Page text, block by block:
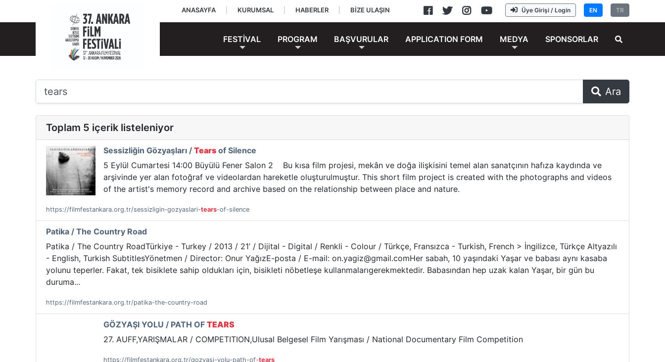
TR
EN
Üye Girişi / Login
ANASAYFA KURUMSAL HABERLER BİZE ULAŞIN
FESTİVAL PROGRAM BAŞVURULAR APPLICATION FORM MEDYA SPONSORLAR
Ara
Toplam 5 içerik listeleniyor
Sessizliğin Gözyaşları / Tears of Silence
5 Eylül Cumartesi 14:00 Büyülü Fener Salon 2 Bu kısa film projesi, mekân ve doğa ilişkisini temel alan sanatçının hafıza kaydında ve
arşivinde yer alan fotoğraf ve videolardan hareketle oluşturulmuştur. This short film project is created with the photographs and videos
of the artist's memory record and archive based on the relationship between place and nature.
https://filmfestankara.org.tr/sessizligin-gozyaslari-tears-of-silence
Patika / The Country Road
Patika / The Country RoadTürkiye - Turkey / 2013 / 21’ / Dijital - Digital / Renkli - Colour / Türkçe, Fransızca - Turkish, French > İngilizce, Türkçe Altyazılı
- English, Turkish SubtitlesYönetmen / Director: Onur YağızE-posta / E-mail: on.yagiz@gmail.comHer sabah, 10 yaşındaki Yaşar ve babası aynı kasaba
yolunu teperler. Fakat, tek bisiklete sahip oldukları için, bisikleti nöbetleşe kullanmalarıgerekmektedir. Babasından hep uzak kalan Yaşar, bir gün bu
duruma...
https://filmfestankara.org.tr/patika-the-country-road
GÖZYAŞI YOLU / PATH OF TEARS
27. AUFF,YARIŞMALAR / COMPETITION,Ulusal Belgesel Film Yarışması / National Documentary Film Competition
https://filmfestankara.org.tr/gozyasi-yolu-path-of-tears